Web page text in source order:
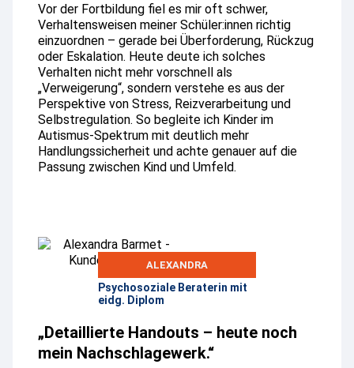
Vor der Fortbildung fiel es mir oft schwer,
Verhaltensweisen meiner Schüler:innen richtig
einzuordnen – gerade bei Überforderung, Rückzug
oder Eskalation. Heute deute ich solches
Verhalten nicht mehr vorschnell als
„Verweigerung“, sondern verstehe es aus der
Perspektive von Stress, Reizverarbeitung und
Selbstregulation. So begleite ich Kinder im
Autismus-Spektrum mit deutlich mehr
Handlungssicherheit und achte genauer auf die
Passung zwischen Kind und Umfeld.
ALEXANDRA
Psychosoziale Beraterin mit
eidg. Diplom
„Detaillierte Handouts – heute noch
mein Nachschlagewerk.“